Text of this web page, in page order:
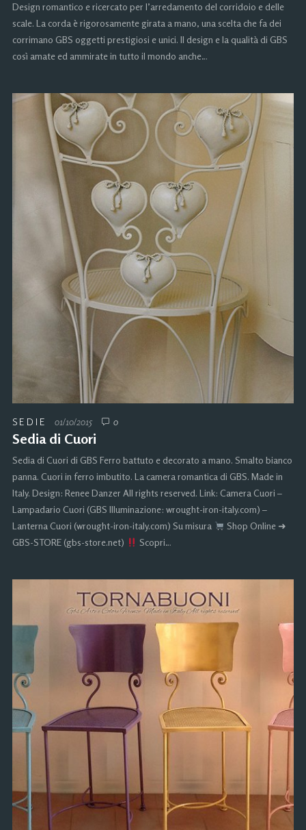
Design romantico e ricercato per l’arredamento del corridoio e delle
scale. La corda è rigorosamente girata a mano, una scelta che fa dei
corrimano GBS oggetti prestigiosi e unici. Il design e la qualità di GBS
così amate ed ammirate in tutto il mondo anche…
SEDIE 01/10/2015 0
Sedia di Cuori
Sedia di Cuori di GBS Ferro battuto e decorato a mano. Smalto bianco
panna. Cuori in ferro imbutito. La camera romantica di GBS. Made in
Italy. Design: Renee Danzer All rights reserved. Link: Camera Cuori –
Lampadario Cuori (GBS Illuminazione: wrought-iron-italy.com) –
Lanterna Cuori (wrought-iron-italy.com) Su misura
Shop Online ➜
GBS-STORE (gbs-store.net)
Scopri…